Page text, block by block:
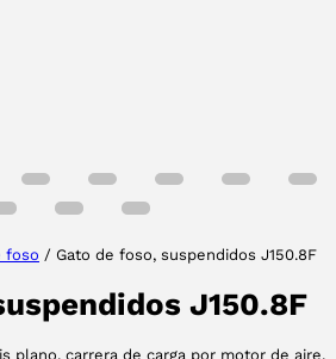
foso / Gato de foso, suspendidos J150.8F
J150.8F
plano, carrera de carga por motor de aire,
ACEPTAR